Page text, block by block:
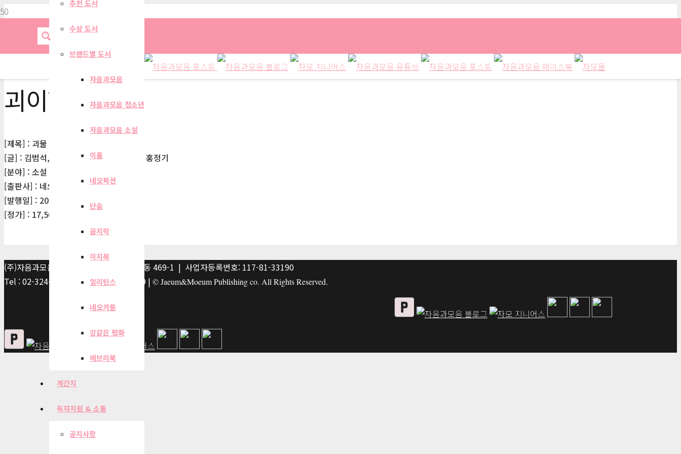
추천 도서
수상 도서
브랜드별 도서
자음과모음
자음과모음 청소년
자음과모음 소설
이룸
네오픽션
단숨
꼼지락
이지북
얼리틴스
네오카툰
강같은 평화
에브리북
계간지
독자지원 & 소통
공지사항
괴이학회
[제목] : 괴물 요리사
[글] : 김범석, 김선민, 사마란, 위래, 한이, 홍정기
[분야] : 소설 > 한국소설
[출판사] : 네오픽션
[발행일] : 2026-02-02
[정가] : 17,500원
(주)자음과모음 | 10881 경기 파주시 서패동 469-1 | 사업자등록번호: 117-81-33190
Tel : 02-324-2347 | Fax : 02-6959-8459 | © Jaeum&Moeum Publishing co. All Rights Reserved.